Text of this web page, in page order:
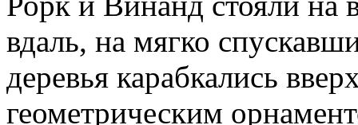
вдаль, на мягко
деревья карабкались
геометрическим